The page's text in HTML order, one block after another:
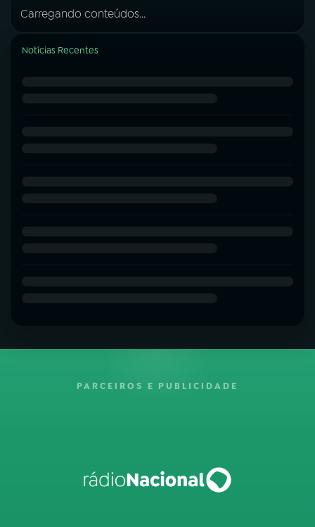
Carregando conteúdos...
Notícias Recentes
PARCEIROS E PUBLICIDADE